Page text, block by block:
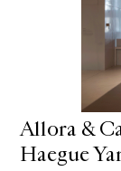
Allora &
Haegue